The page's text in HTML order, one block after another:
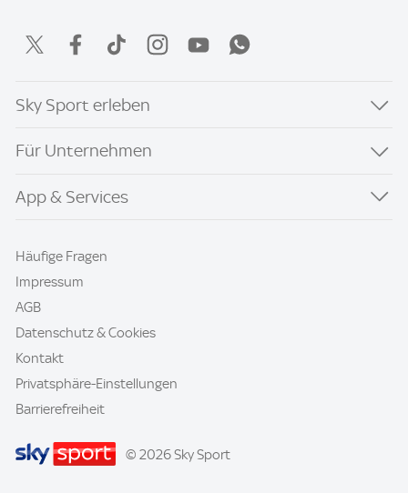
Sky Sport erleben
Für Unternehmen
App & Services
Häufige Fragen
Impressum
AGB
Datenschutz & Cookies
Kontakt
Privatsphäre-Einstellungen
Barrierefreiheit
© 2026 Sky Sport